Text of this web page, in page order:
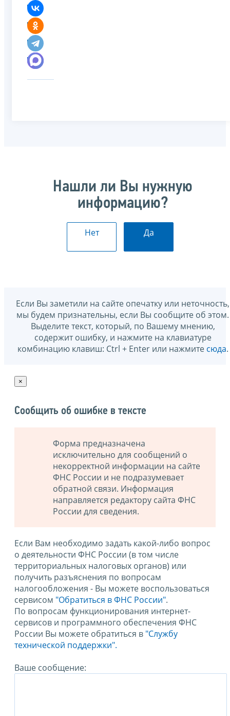
Нашли ли Вы нужную
информацию?
Нет Да
Если Вы заметили на сайте опечатку или неточность,
мы будем признательны, если Вы сообщите об этом.
Выделите текст, который, по Вашему мнению,
содержит ошибку, и нажмите на клавиатуре
комбинацию клавиш: Ctrl + Enter или нажмите сюда.
×
Сообщить об ошибке в тексте
Форма предназначена
исключительно для сообщений о
некорректной информации на сайте
ФНС России и не подразумевает
обратной связи. Информация
направляется редактору сайта ФНС
России для сведения.
Если Вам необходимо задать какой-либо вопрос
о деятельности ФНС России (в том числе
территориальных налоговых органов) или
получить разъяснения по вопросам
налогообложения - Вы можете воспользоваться
сервисом "Обратиться в ФНС России".
По вопросам функционирования интернет-
сервисов и программного обеспечения ФНС
России Вы можете обратиться в "Службу
технической поддержки".
Ваше сообщение: